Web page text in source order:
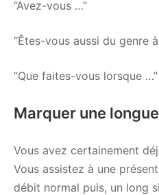
“Avez-vous …”
“Êtes-vous aussi du genre
“Que faites-vous lorsque …”
Marquer une
Vous avez certainement
Vous assistez à une
débit normal puis, un long